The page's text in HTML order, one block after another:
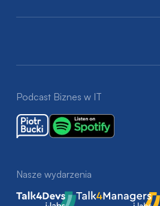
Podcast Biznes w IT
Nasze wydarzenia
Talk4Devs
Talk4Managers